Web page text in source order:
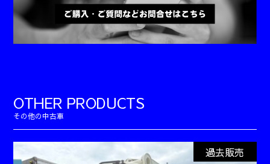
OTHER PRODUCTS
過去販売